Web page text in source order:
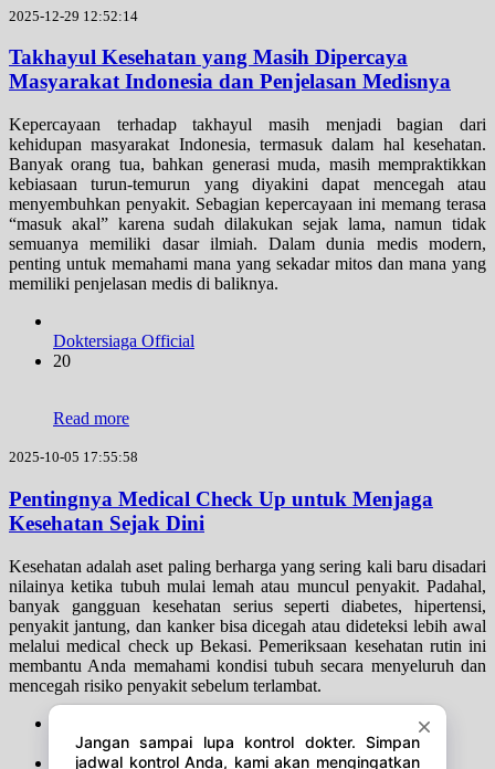
2025-12-29 12:52:14
Takhayul Kesehatan yang Masih Dipercaya
Masyarakat Indonesia dan Penjelasan Medisnya
Kepercayaan terhadap takhayul masih menjadi bagian dari
kehidupan masyarakat Indonesia, termasuk dalam hal kesehatan.
Banyak orang tua, bahkan generasi muda, masih mempraktikkan
kebiasaan turun-temurun yang diyakini dapat mencegah atau
menyembuhkan penyakit. Sebagian kepercayaan ini memang terasa
“masuk akal” karena sudah dilakukan sejak lama, namun tidak
semuanya memiliki dasar ilmiah. Dalam dunia medis modern,
penting untuk memahami mana yang sekadar mitos dan mana yang
memiliki penjelasan medis di baliknya.
Doktersiaga Official
20
Read more
2025-10-05 17:55:58
Pentingnya Medical Check Up untuk Menjaga
Kesehatan Sejak Dini
Kesehatan adalah aset paling berharga yang sering kali baru disadari
nilainya ketika tubuh mulai lemah atau muncul penyakit. Padahal,
banyak gangguan kesehatan serius seperti diabetes, hipertensi,
penyakit jantung, dan kanker bisa dicegah atau dideteksi lebih awal
melalui medical check up Bekasi. Pemeriksaan kesehatan rutin ini
membantu Anda memahami kondisi tubuh secara menyeluruh dan
mencegah risiko penyakit sebelum terlambat.
Doktersiaga Official